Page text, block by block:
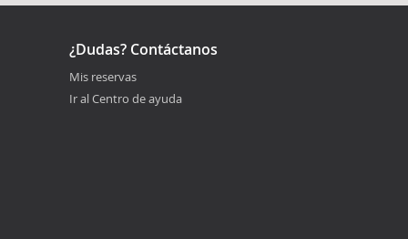
¿Dudas? Contáctanos
Mis reservas
Ir al Centro de ayuda